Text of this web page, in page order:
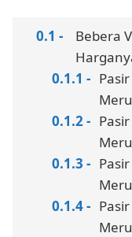
Bebera